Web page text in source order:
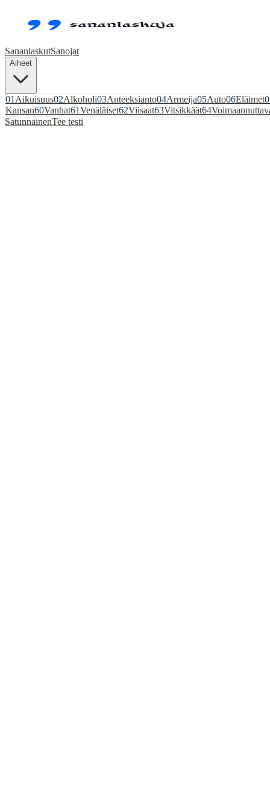
SananlaskutSanojat
Aiheet
01 Aikuisuus02Alkoholi03Anteeksianto04Armeija05Auto06Eläimet
Kansan60Vanhat61Venäläiset62Viisaat63Vitsikkäät64
SatunnainenTee testi